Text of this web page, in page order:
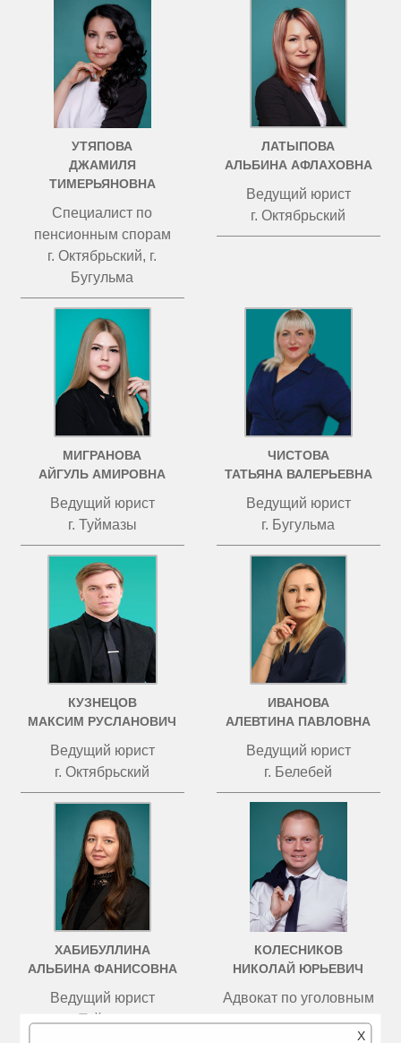
УТЯПОВА
ДЖАМИЛЯ
ТИМЕРЬЯНОВНА
Специалист по
пенсионным спорам
г. Октябрьский, г.
Бугульма
ЛАТЫПОВА
АЛЬБИНА АФЛАХОВНА
Ведущий юрист
г. Октябрьский
МИГРАНОВА
АЙГУЛЬ АМИРОВНА
Ведущий юрист
г. Туймазы
ЧИСТОВА
ТАТЬЯНА ВАЛЕРЬЕВНА
Ведущий юрист
г. Бугульма
КУЗНЕЦОВ
МАКСИМ РУСЛАНОВИЧ
Ведущий юрист
г. Октябрьский
ИВАНОВА
АЛЕВТИНА ПАВЛОВНА
Ведущий юрист
г. Белебей
ХАБИБУЛЛИНА
АЛЬБИНА ФАНИСОВНА
Ведущий юрист
г. Туймазы
КОЛЕСНИКОВ
НИКОЛАЙ ЮРЬЕВИЧ
Адвокат по уголовным
делам
X